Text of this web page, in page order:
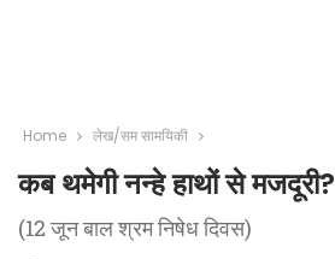
Home लेख/सम सामयिकी
कब थमेगी नन्हे हाथों से मजदूरी?
(12 जून बाल श्रम निषेध दिवस)